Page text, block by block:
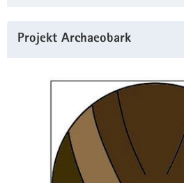
Projekt Archaeobark